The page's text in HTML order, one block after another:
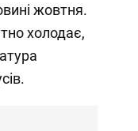
жовтня.
холодає,